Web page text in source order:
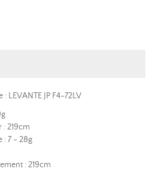
: LEVANTE JP F4-72LV
: 219cm
: 7 - 28g
: 219cm